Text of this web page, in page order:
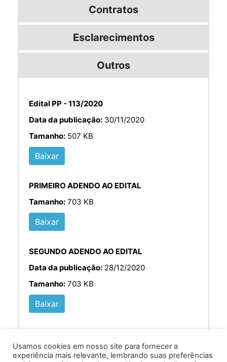
Contratos
Esclarecimentos
Outros
Edital PP - 113/2020
Data da publicação: 30/11/2020
Tamanho: 507 KB
Baixar
PRIMEIRO ADENDO AO EDITAL
Tamanho: 703 KB
Baixar
SEGUNDO ADENDO AO EDITAL
Data da publicação: 28/12/2020
Tamanho: 703 KB
Baixar
Usamos cookies em nosso site para fornecer a
experiência mais relevante, lembrando suas preferências